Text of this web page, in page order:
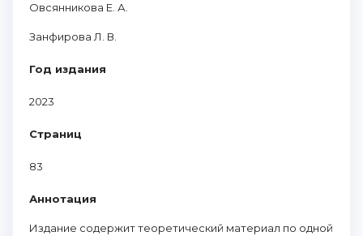
Овсянникова Е. А.
Занфирова Л. В.
Год издания
2023
Страниц
83
Аннотация
Издание содержит теоретический материал по одной